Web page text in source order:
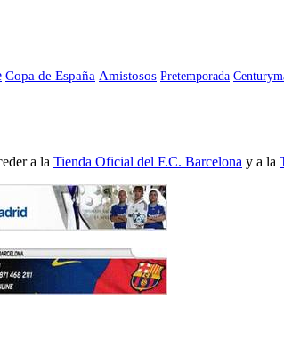
Copa de España Amistosos Pretemporada
a la Tienda Oficial del F.C. Barcelona y a la